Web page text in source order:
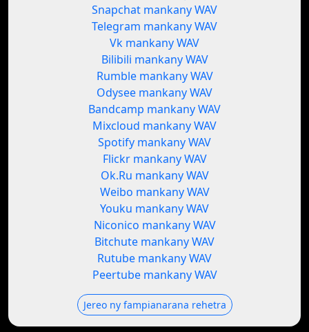
Snapchat mankany WAV
Telegram mankany WAV
Vk mankany WAV
Bilibili mankany WAV
Rumble mankany WAV
Odysee mankany WAV
Bandcamp mankany WAV
Mixcloud mankany WAV
Spotify mankany WAV
Flickr mankany WAV
Ok.Ru mankany WAV
Weibo mankany WAV
Youku mankany WAV
Niconico mankany WAV
Bitchute mankany WAV
Rutube mankany WAV
Peertube mankany WAV
Jereo ny fampianarana rehetra